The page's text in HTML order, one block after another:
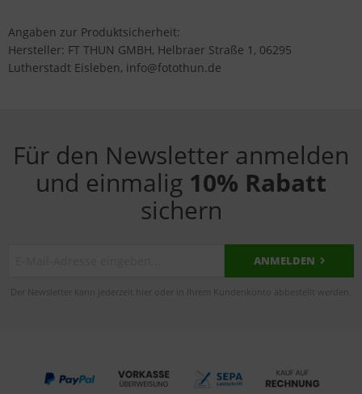
Angaben zur Produktsicherheit:
Hersteller: FT THUN GMBH, Helbraer Straße 1, 06295
Lutherstadt Eisleben, info@fotothun.de
Für den Newsletter anmelden
und einmalig 10% Rabatt
sichern
ANMELDEN
Der Newsletter kann jederzeit hier oder in Ihrem Kundenkonto abbestellt werden.